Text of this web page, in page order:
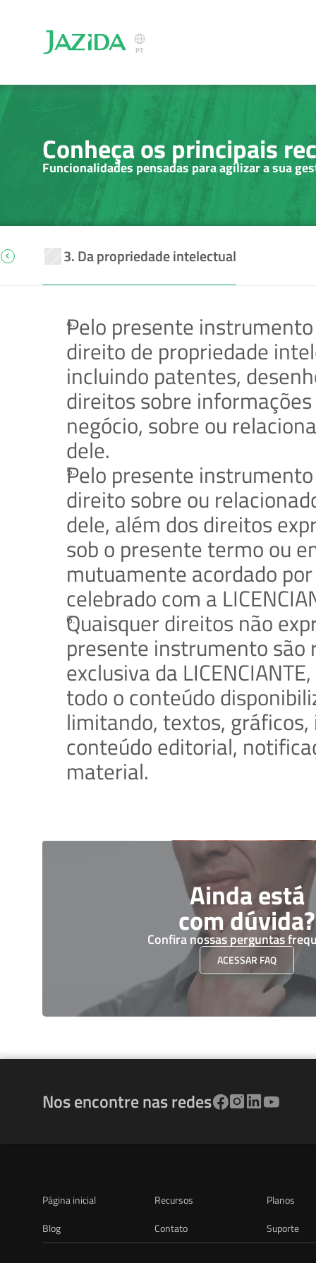
Conheça os principais
Funcionalidades pensadas para agilizar a sua
3. Da propriedade intelectual
Select Language
PT
Pelo presente
direito de propriedade
incluindo patentes,
direitos sobre
negócio, sobre ou
dele.
Pelo presente
direito sobre ou
dele, além dos direitos
sob o presente termo ou
mutuamente acordado
celebrado com a
Quaisquer direitos não
presente instrumento são
exclusiva da
todo o conteúdo
limitando, textos,
conteúdo editorial,
material.
Ainda está
com dúvida?
Confira nossas perguntas
ACESSAR FAQ
Nos encontre nas redes
Página inicial
Blog
Recursos
Contato
Planos
Suporte